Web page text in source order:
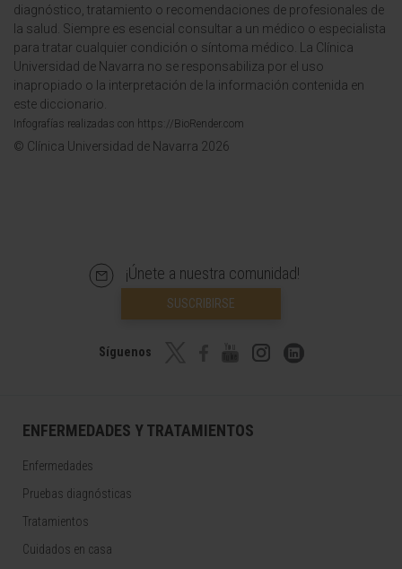
diagnóstico, tratamiento o recomendaciones de profesionales de
la salud. Siempre es esencial consultar a un médico o especialista
para tratar cualquier condición o síntoma médico. La Clínica
Universidad de Navarra no se responsabiliza por el uso
inapropiado o la interpretación de la información contenida en
este diccionario.
Infografías realizadas con https://BioRender.com
© Clínica Universidad de Navarra 2026
¡Únete a nuestra comunidad!
SUSCRIBIRSE
Síguenos
ENFERMEDADES Y TRATAMIENTOS
Enfermedades
Pruebas diagnósticas
Tratamientos
Cuidados en casa